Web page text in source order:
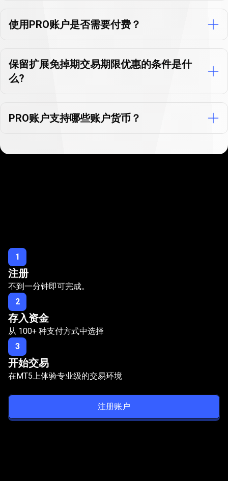
答
使用PRO账户是否需要付费？
保留扩展免掉期交易期限优惠的条件是什
么?
PRO账户支持哪些账户货币？
步
即
可
轻
松
开
设
PRO
1
注册
不到一分钟即可完成。
2
存入资金
从 100+ 种支付方式中选择
3
开始交易
在MT5上体验专业级的交易环境
注册账户